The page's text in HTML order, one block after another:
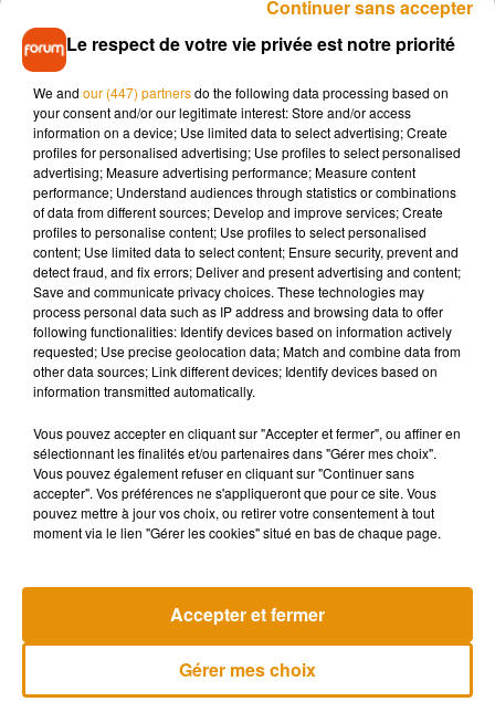
Cette collaboration n’arrive pas par hasard. Le jeune
chanteur a récemment partagé le duo “La dernière chanson”
avec Laura Pausini, renforçant ainsi ses liens avec le public
italien. Dans la foulée, il a dévoilé “Se solo”, adaptation
italienne de son titre “Autrement”, confirmant son ambition
de s’exporter au-delà des frontières françaises.
Sur Instagram, Julien Lieb n’a pas caché son émotion : « Ce
n’est pas tous les jours qu’on ouvre pour une légende ». Être
en première partie d’Eros Ramazzotti à Bercy marque une
nouvelle étape dans sa carrière, déjà bien lancée. Après le
succès de ses singles et ses prestations remarquées à la
télévision, il s’offre une vitrine prestigieuse devant des
milliers de fans.
Entre télévision et scène, Julien Lieb confirme qu’il est l’un
des jeunes talents à suivre de près. Et cette première partie
d’Eros Ramazzotti à Bercy pourrait bien accélérer encore un
peu plus son envol.
Cet élément est masqué compte-tenu du refus du
souhaitez l'afficher, merci de nous donner votre accord
en cliquant sur le bouton ci-dessous.
Afficher l'élément
Le respect de votre vie privée est notre priorité
We and our (447) partnersdo the following data processing based on
your consent and/or our legitimate interest: Store and/or access
information on a device; Use limited data to select advertising; Create
profiles for personalised advertising; Use profiles to select personalised
advertising; Measure advertising performance; Measure content
performance; Understand audiences through statistics or combinations
of data from different sources; Develop and improve services; Create
profiles to personalise content; Use profiles to select personalised
content; Use limited data to select content; Ensure security, prevent and
detect fraud, and fix errors; Deliver and present advertising and content;
Save and communicate privacy choices. These technologies may
process personal data such as IP address and browsing data to offer
following functionalities: Identify devices based on information actively
requested; Use precise geolocation data; Match and combine data from
other data sources; Link different devices; Identify devices based on
information transmitted automatically.
Vous pouvez accepter en cliquant sur "Accepter et fermer", ou affiner en
sélectionnant les finalités et/ou partenaires dans "Gérer mes choix".
Vous pouvez également refuser en cliquant sur "Continuer sans
accepter". Vos préférences ne s'appliqueront que pour ce site. Vous
pouvez mettre à jour vos choix, ou retirer votre consentement à tout
moment via le lien "Gérer les cookies" situé en bas de chaque page.
Gérer mes choix
Accepter et fermer
Continuer sans accepter